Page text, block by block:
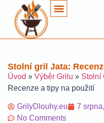
Stolní gril Jata:
Úvod » Výběr Grilu » Stolní
Recenze a tipy na použití
GrilyDlouhy.eu 7
No Comments